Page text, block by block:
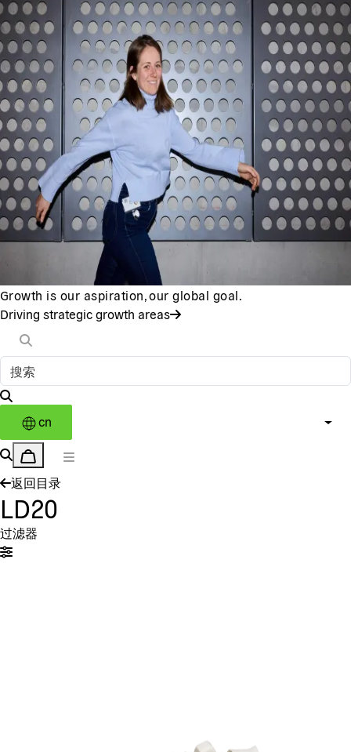
Growth is our aspiration, our global goal.
Driving strategic growth areas
cn
返回目录
LD20
过滤器